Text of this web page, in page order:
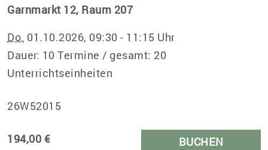
Garnmarkt 12, Raum 207
Do. 01.10.2026, 09:30 - 11:15 Uhr
Dauer: 10 Termine / gesamt: 20
Unterrichtseinheiten
26W52015
194,00 € BUCHEN